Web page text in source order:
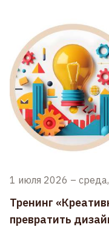
1 июля 2026 –
Тренинг
превратить